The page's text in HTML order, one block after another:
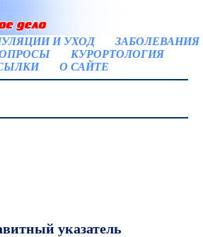
И УХОД
ЗАБОЛЕВАНИЯ
КУРОРТОЛОГИЯ
О САЙТЕ
указатель